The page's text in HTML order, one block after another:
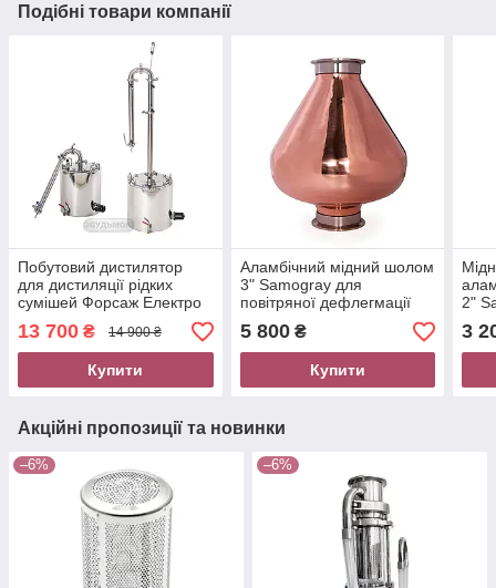
Подібні товари компанії
Побутовий дистилятор
для дистиляції рідких
сумішей Форсаж Електро
Samogray 2 дюйми
13 700 ₴ 14 900 ₴
Купити
Аламбічний мідний шолом
3" Samogray для
повітряної дефлегмації
парів при дистиляції
5 800₴
Купити
2"
3
Акційні пропозиції та новинки
–6% –6%